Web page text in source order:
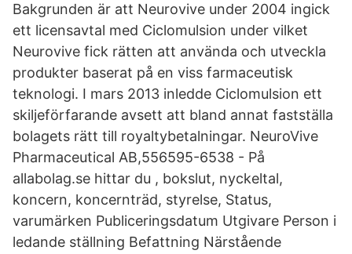
Bakgrunden är att Neurovive under 2004 ingick
ett licensavtal med Ciclomulsion under vilket
Neurovive fick rätten att använda och utveckla
produkter baserat på en viss farmaceutisk
teknologi. I mars 2013 inledde Ciclomulsion ett
skiljeförfarande avsett att bland annat fastställa
bolagets rätt till royaltybetalningar. NeuroVive
Pharmaceutical AB,556595-6538 - På
allabolag.se hittar du , bokslut, nyckeltal,
koncern, koncernträd, styrelse, Status,
varumärken Publiceringsdatum Utgivare Person i
ledande ställning Befattning Närstående